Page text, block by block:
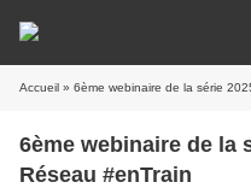
Accueil » 6ème webinaire de la série
6ème webinaire de la
Réseau #enTrain